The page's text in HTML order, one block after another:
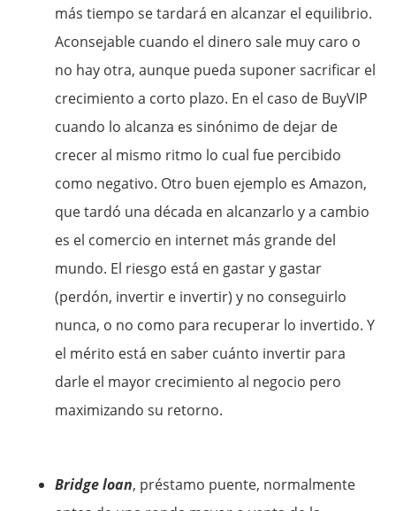
más tiempo se tardará en alcanzar el equilibrio.
Aconsejable cuando el dinero sale muy caro o
no hay otra, aunque pueda suponer sacrificar el
crecimiento a corto plazo. En el caso de BuyVIP
cuando lo alcanza es sinónimo de dejar de
crecer al mismo ritmo lo cual fue percibido
como negativo. Otro buen ejemplo es Amazon,
que tardó una década en alcanzarlo y a cambio
es el comercio en internet más grande del
mundo. El riesgo está en gastar y gastar
(perdón, invertir e invertir) y no conseguirlo
nunca, o no como para recuperar lo invertido. Y
el mérito está en saber cuánto invertir para
darle el mayor crecimiento al negocio pero
maximizando su retorno.
Bridge loan, préstamo puente, normalmente